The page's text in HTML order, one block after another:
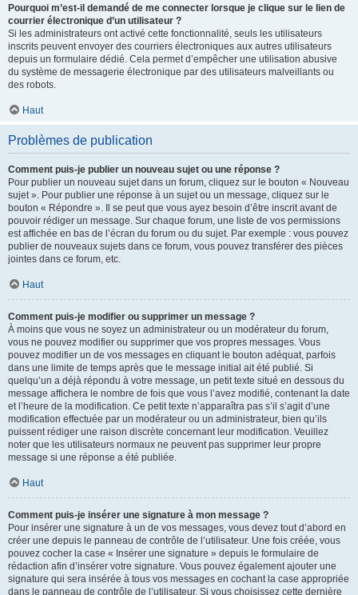
Pourquoi m’est-il demandé de me connecter lorsque je clique sur le lien de
courrier électronique d’un utilisateur ?
Si les administrateurs ont activé cette fonctionnalité, seuls les utilisateurs
inscrits peuvent envoyer des courriers électroniques aux autres utilisateurs
depuis un formulaire dédié. Cela permet d’empêcher une utilisation abusive
du système de messagerie électronique par des utilisateurs malveillants ou
des robots.
Haut
Problèmes de publication
Comment puis-je publier un nouveau sujet ou une réponse ?
Pour publier un nouveau sujet dans un forum, cliquez sur le bouton « Nouveau
sujet ». Pour publier une réponse à un sujet ou un message, cliquez sur le
bouton « Répondre ». Il se peut que vous ayez besoin d’être inscrit avant de
pouvoir rédiger un message. Sur chaque forum, une liste de vos permissions
est affichée en bas de l’écran du forum ou du sujet. Par exemple : vous pouvez
publier de nouveaux sujets dans ce forum, vous pouvez transférer des pièces
jointes dans ce forum, etc.
Haut
Comment puis-je modifier ou supprimer un message ?
À moins que vous ne soyez un administrateur ou un modérateur du forum,
vous ne pouvez modifier ou supprimer que vos propres messages. Vous
pouvez modifier un de vos messages en cliquant le bouton adéquat, parfois
dans une limite de temps après que le message initial ait été publié. Si
quelqu’un a déjà répondu à votre message, un petit texte situé en dessous du
message affichera le nombre de fois que vous l’avez modifié, contenant la date
et l’heure de la modification. Ce petit texte n’apparaîtra pas s’il s’agit d’une
modification effectuée par un modérateur ou un administrateur, bien qu’ils
puissent rédiger une raison discrète concernant leur modification. Veuillez
noter que les utilisateurs normaux ne peuvent pas supprimer leur propre
message si une réponse a été publiée.
Haut
Comment puis-je insérer une signature à mon message ?
Pour insérer une signature à un de vos messages, vous devez tout d’abord en
créer une depuis le panneau de contrôle de l’utilisateur. Une fois créée, vous
pouvez cocher la case « Insérer une signature » depuis le formulaire de
rédaction afin d’insérer votre signature. Vous pouvez également ajouter une
signature qui sera insérée à tous vos messages en cochant la case appropriée
dans le panneau de contrôle de l’utilisateur. Si vous choisissez cette dernière